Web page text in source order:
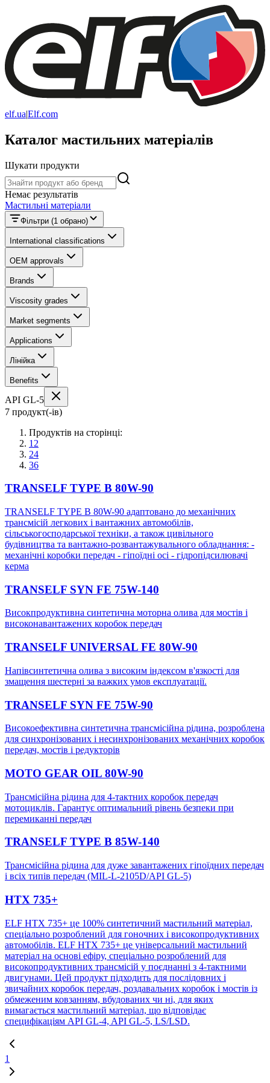
elf.ua|Elf.com
Каталог мастильних матеріалів
Шукати продукти
Шукати продукти
Немає результатів
Мастильні матеріали
Фільтри (1 обрано)
International classifications
OEM approvals
Brands
Viscosity grades
Market segments
Applications
Лінійка
Benefits
API GL-5
7 продукт(-ів)
Продуктів на сторінці:
12
24
36
TRANSELF TYPE B 80W-90
TRANSELF TYPE B 80W-90 адаптовано до механічних
трансмісій легкових і вантажних автомобілів,
сільськогосподарської техніки, а також цивільного
будівництва та вантажно-розвантажувального обладнання: -
механічні коробки передач - гіпоїдні осі - гідропідсилювачі
керма
TRANSELF SYN FE 75W-140
Високпродуктивна синтетична моторна олива для мостів і
високонавантажених коробок передач
TRANSELF UNIVERSAL FE 80W-90
Напівсинтетична олива з високим індексом в'язкості для
змащення шестерні за важких умов експлуатації.
TRANSELF SYN FE 75W-90
Високоефективна синтетична трансмісійна рідина, розроблена
для синхронізованих і несинхронізованих механічних коробок
передач, мостів і редукторів
MOTO GEAR OIL 80W-90
Трансмісійна рідина для 4-тактних коробок передач
мотоциклів. Гарантує оптимальний рівень безпеки при
перемиканні передач
TRANSELF TYPE B 85W-140
Трансмісійна рідина для дуже завантажених гіпоїдних передач
і всіх типів передач (MIL-L-2105D/API GL-5)
HTX 735+
ELF HTX 735+ це 100% синтетичний мастильний матеріал,
спеціально розроблений для гоночних і високопродуктивних
автомобілів. ELF HTX 735+ це універсальний мастильний
матеріал на основі ефіру, спеціально розроблений для
високопродуктивних трансмісій у поєднанні з 4-тактними
двигунами. Цей продукт підходить для послідовних і
звичайних коробок передач, роздавальних коробок і мостів із
обмеженим ковзанням, вбудованих чи ні, для яких
вимагається мастильний матеріал, що відповідає
специфікаціям API GL-4, API GL-5, LS/LSD.
1